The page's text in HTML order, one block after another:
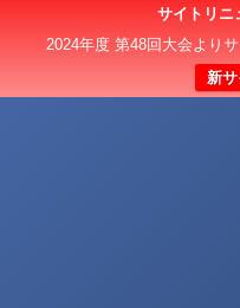
サイトリニ
2024年度 第48回大会より
新